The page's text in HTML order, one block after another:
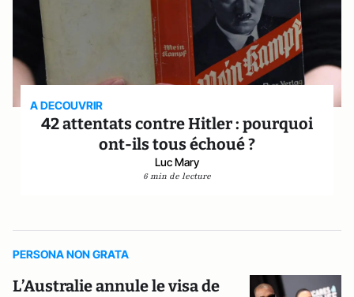
A DECOUVRIR
42 attentats contre Hitler : pourquoi
ont-ils tous échoué ?
Luc Mary
6 min de lecture
PERSONA NON GRATA
L’Australie annule le visa de